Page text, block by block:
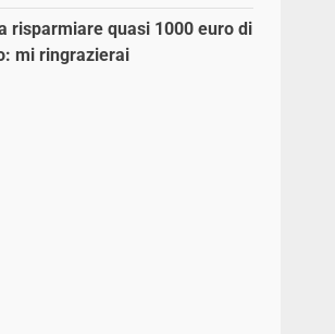
risparmiare quasi 1000 euro di
mi ringrazierai